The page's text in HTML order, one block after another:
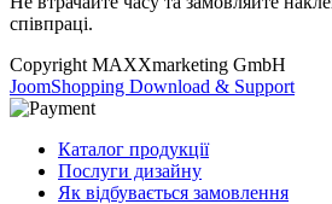
співпраці.
Copyright MAXXmarketing GmbH
JoomShopping Download & Support
Каталог продукції
Послуги дизайну
Як відбувається замовлення